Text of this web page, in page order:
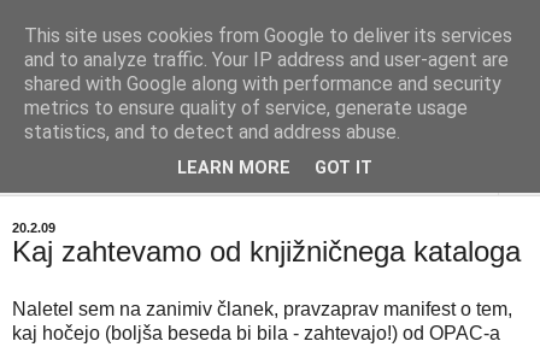
BIBLIOBLOG
O stvareh, ki zanimajo knjižničarje - info@biblioblog.si
20.2.09
Kaj zahtevamo od knjižničnega kataloga
Naletel sem na zanimiv članek, pravzaprav manifest o tem,
kaj hočejo (boljša beseda bi bila - zahtevajo!) od OPAC-a
This site uses cookies from Google to deliver its services
and to analyze traffic. Your IP address and user-agent are
shared with Google along with performance and security
metrics to ensure quality of service, generate usage
statistics, and to detect and address abuse.
LEARN MORE GOT IT